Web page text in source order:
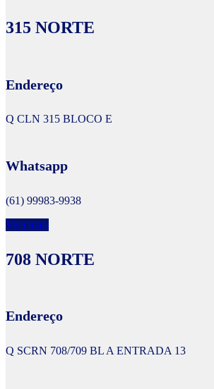
315 NORTE
Endereço
Q CLN 315 BLOCO E
Whatsapp
(61) 99983-9938
Veja mais
708 NORTE
Endereço
Q SCRN 708/709 BL A ENTRADA 13